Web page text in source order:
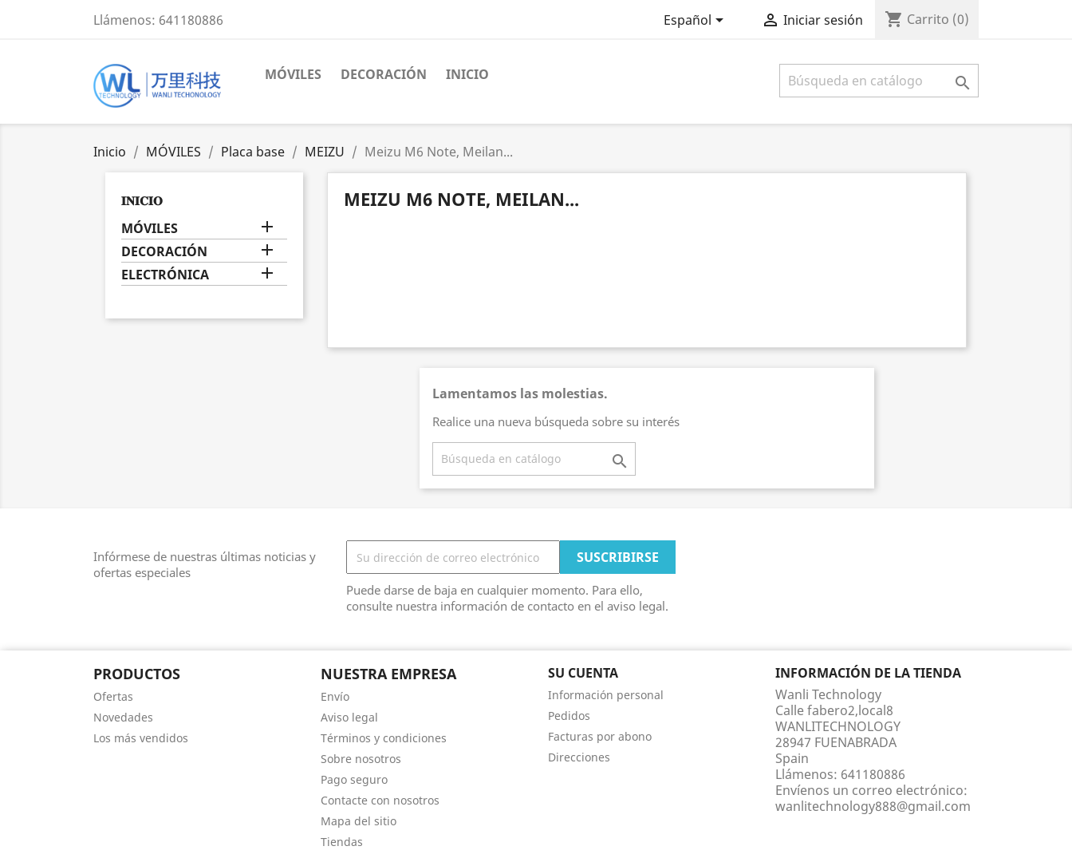
Llámenos: 641180886 Español  Iniciar sesión shopping_cart Carrito (0)
MÓVILES DECORACIÓN INICIO 
Inicio MÓVILES Placa base MEIZU Meizu M6 Note, Meilan...
𝐈𝐍𝐈𝐂𝐈𝐎
MÓVILES 
DECORACIÓN 
ELECTRÓNICA 
MEIZU M6 NOTE, MEILAN...
Lamentamos las molestias.
Realice una nueva búsqueda sobre su interés

Infórmese de nuestras últimas noticias y
ofertas especiales
Puede darse de baja en cualquier momento. Para ello,
consulte nuestra información de contacto en el aviso legal.
PRODUCTOS
Ofertas
Novedades
Los más vendidos
NUESTRA EMPRESA
Envío
Aviso legal
Términos y condiciones
Sobre nosotros
Pago seguro
Contacte con nosotros
Mapa del sitio
Tiendas
SU CUENTA
Información personal
Pedidos
Facturas por abono
Direcciones
INFORMACIÓN DE LA TIENDA
Wanli Technology
Calle fabero2,local8
WANLITECHNOLOGY
28947 FUENABRADA
Spain
Llámenos: 641180886
Envíenos un correo electrónico:
wanlitechnology888@gmail.com